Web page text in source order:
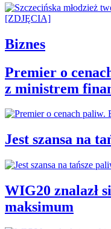
Biznes
Premier o
z ministrem
Jest szansa na
WIG20 znalazł
maksimum